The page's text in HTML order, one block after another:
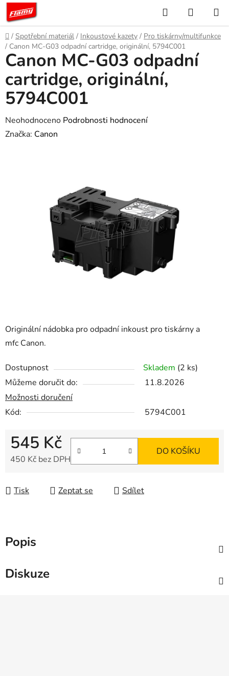
Přejít
obsah
Hledat
KOŠÍK
Domů
/ Spotřební materiál / Inkoustové kazety / Pro tiskárny/multifunkce
/ Canon MC-G03 odpadní cartridge, originální, 5794C001
Originální nádobka pro odpadní inkoust pro tiskárny a
mfc Canon.
Dostupnost Skladem (2 ks)
Můžeme doručit do:
11.8.2026
Možnosti doručení
Kód:
5794C001
545 Kč
450 Kč bez DPH
DO KOŠÍKU
Tisk Zeptat se Sdílet
Canon MC-G03 odpadní
cartridge, originální,
5794C001
Průměrné
hodnocení
Neohodnoceno Podrobnosti hodnocení
Značka: Canon
Popis
Diskuze